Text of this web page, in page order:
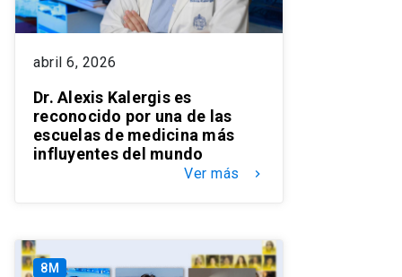
abril 6, 2026
Dr. Alexis Kalergis es
reconocido por una de las
escuelas de medicina más
influyentes del mundo
Ver más keyboard_arrow_right
8M